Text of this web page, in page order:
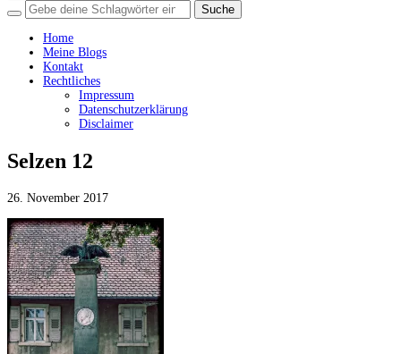
Home
Meine Blogs
Kontakt
Rechtliches
Impressum
Datenschutzerklärung
Disclaimer
Selzen 12
26. November 2017